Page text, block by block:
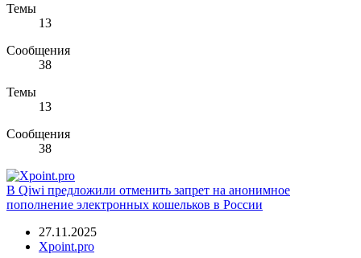
Темы
13
Сообщения
38
Темы
13
Сообщения
38
В Qiwi предложили отменить запрет на анонимное
пополнение электронных кошельков в России
27.11.2025
Xpoint.pro